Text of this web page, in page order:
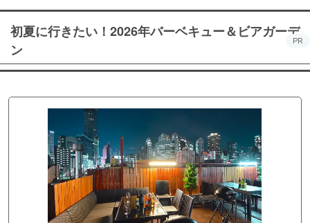
初夏に行きたい！2026年バーベキュー＆ビアガーデ
ン
PR